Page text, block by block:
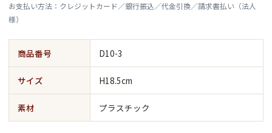
お支払い方法：クレジットカード／銀行振込／代金引換／請求書払い（法人
様）
商品番号 D10-3
サイズ H18.5cm
素材 プラスチック